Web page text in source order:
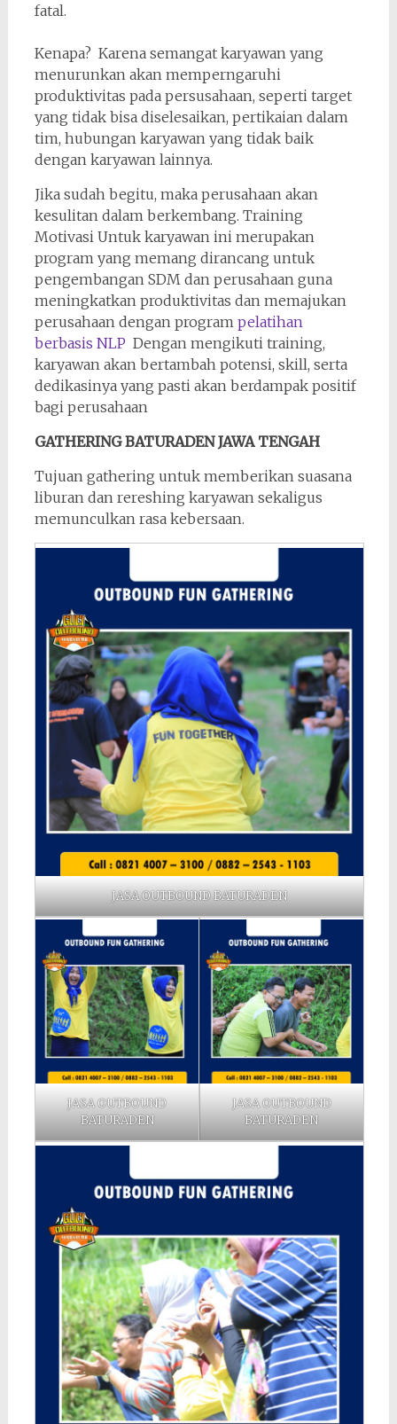
fatal.
Kenapa? Karena semangat karyawan yang
menurunkan akan memperngaruhi
produktivitas pada persusahaan, seperti target
yang tidak bisa diselesaikan, pertikaian dalam
tim, hubungan karyawan yang tidak baik
dengan karyawan lainnya.
Jika sudah begitu, maka perusahaan akan
kesulitan dalam berkembang. Training
Motivasi Untuk karyawan ini merupakan
program yang memang dirancang untuk
pengembangan SDM dan perusahaan guna
meningkatkan produktivitas dan memajukan
perusahaan dengan program pelatihan
berbasis NLP Dengan mengikuti training,
karyawan akan bertambah potensi, skill, serta
dedikasinya yang pasti akan berdampak positif
bagi perusahaan
GATHERING BATURADEN JAWA TENGAH
Tujuan gathering untuk memberikan suasana
liburan dan rereshing karyawan sekaligus
memunculkan rasa kebersaan.
JASA OUTBOUND BATURADEN
JASA OUTBOUND
BATURADEN
JASA OUTBOUND
BATURADEN